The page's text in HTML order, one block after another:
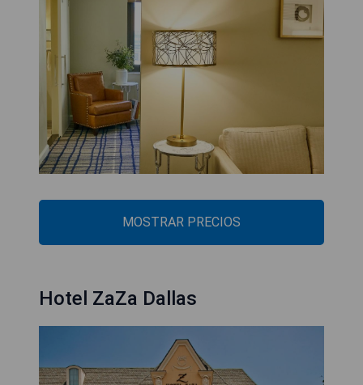
MOSTRAR PRECIOS
Hotel ZaZa Dallas